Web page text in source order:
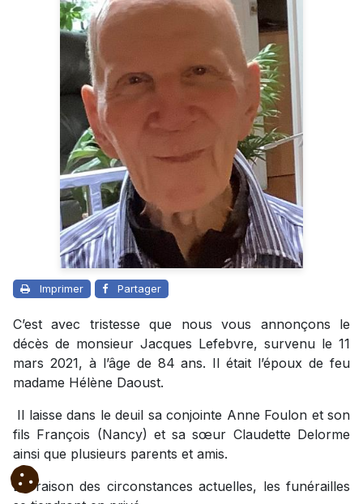
Imprimer Partager
C’est avec tristesse que nous vous annonçons le
décès de monsieur Jacques Lefebvre, survenu le 11
mars 2021, à l’âge de 84 ans. Il était l’époux de feu
madame Hélène Daoust.
Il laisse dans le deuil sa conjointe Anne Foulon et son
fils François (Nancy) et sa sœur Claudette Delorme
ainsi que plusieurs parents et amis.
En raison des circonstances actuelles, les funérailles